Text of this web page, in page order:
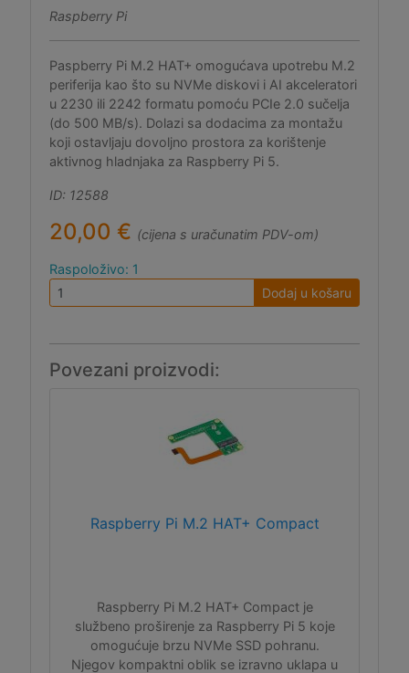
Raspberry Pi
Paspberry Pi M.2 HAT+ omogućava upotrebu M.2
periferija kao što su NVMe diskovi i AI akceleratori
u 2230 ili 2242 formatu pomoću PCIe 2.0 sučelja
(do 500 MB/s). Dolazi sa dodacima za montažu
koji ostavljaju dovoljno prostora za korištenje
aktivnog hladnjaka za Raspberry Pi 5.
ID: 12588
20,00 € (cijena s uračunatim PDV-om)
Raspoloživo: 1
Dodaj u košaru
Povezani proizvodi:
Raspberry Pi M.2 HAT+ Compact
Raspberry Pi M.2 HAT+ Compact je
službeno proširenje za Raspberry Pi 5 koje
omogućuje brzu NVMe SSD pohranu.
Njegov kompaktni oblik se izravno uklapa u